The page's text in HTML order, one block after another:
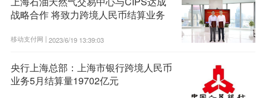
战略合作 将致力跨境人民币结算业务
移动支付网 | 2023/6/19 13:39:03
央行上海总部：上海市银行跨境人民币
业务5月结算量19702亿元